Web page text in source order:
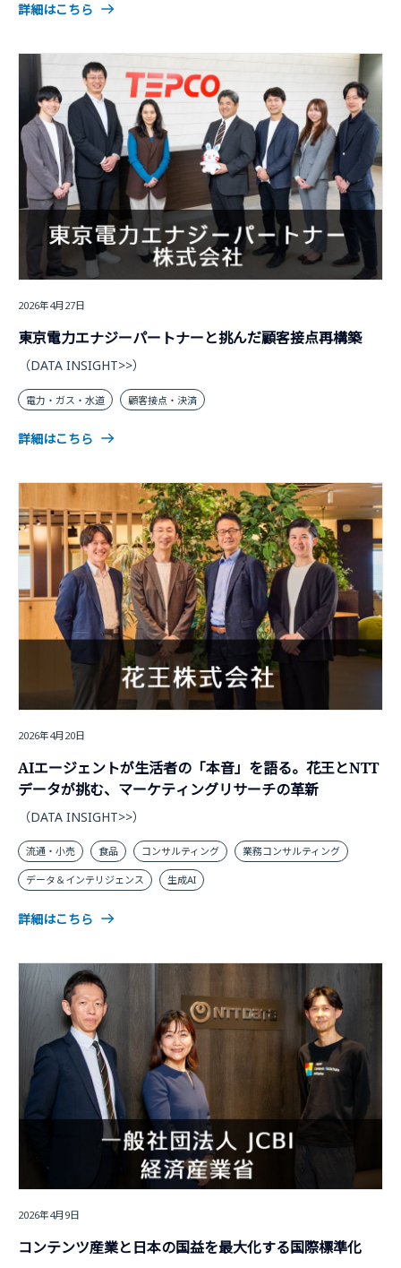
詳細はこちら
2026年4月27日
東京電力エナジーパートナーと挑んだ顧客接点再構築
（DATA INSIGHT>>）
電力・ガス・水道 顧客接点・決済
詳細はこちら
2026年4月20日
AIエージェントが生活者の「本音」を語る。花王とNTT
データが挑む、マーケティングリサーチの革新
（DATA INSIGHT>>）
流通・小売 食品 コンサルティング 業務コンサルティング
データ＆インテリジェンス 生成AI
詳細はこちら
2026年4月9日
コンテンツ産業と日本の国益を最大化する国際標準化